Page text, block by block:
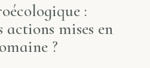
:
actions mises en
?